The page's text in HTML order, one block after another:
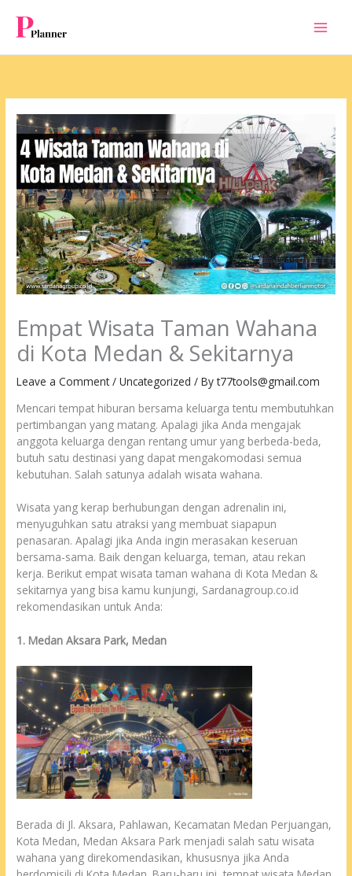
content
Empat Wisata Taman Wahana
di Kota Medan & Sekitarnya
Leave a Comment /Uncategorized / Byt77tools@gmail.com
Mencari tempat hiburan bersama keluarga tentu membutuhkan
pertimbangan yang matang. Apalagi jika Anda mengajak
anggota keluarga dengan rentang umur yang berbeda-beda,
butuh satu destinasi yang dapat mengakomodasi semua
kebutuhan. Salah satunya adalah wisata wahana.
Wisata yang kerap berhubungan dengan adrenalin ini,
menyuguhkan satu atraksi yang membuat siapapun
penasaran. Apalagi jika Anda ingin merasakan keseruan
bersama-sama. Baik dengan keluarga, teman, atau rekan
kerja. Berikut empat wisata taman wahana di Kota Medan &
sekitarnya yang bisa kamu kunjungi, Sardanagroup.co.id
rekomendasikan untuk Anda:
1. Medan Aksara Park, Medan
Berada di Jl. Aksara, Pahlawan, Kecamatan Medan Perjuangan,
Kota Medan, Medan Aksara Park menjadi salah satu wisata
wahana yang direkomendasikan, khususnya jika Anda